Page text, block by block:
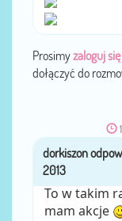
Prosimyzaloguj się
dołączyć do
To w takim
mam akcje